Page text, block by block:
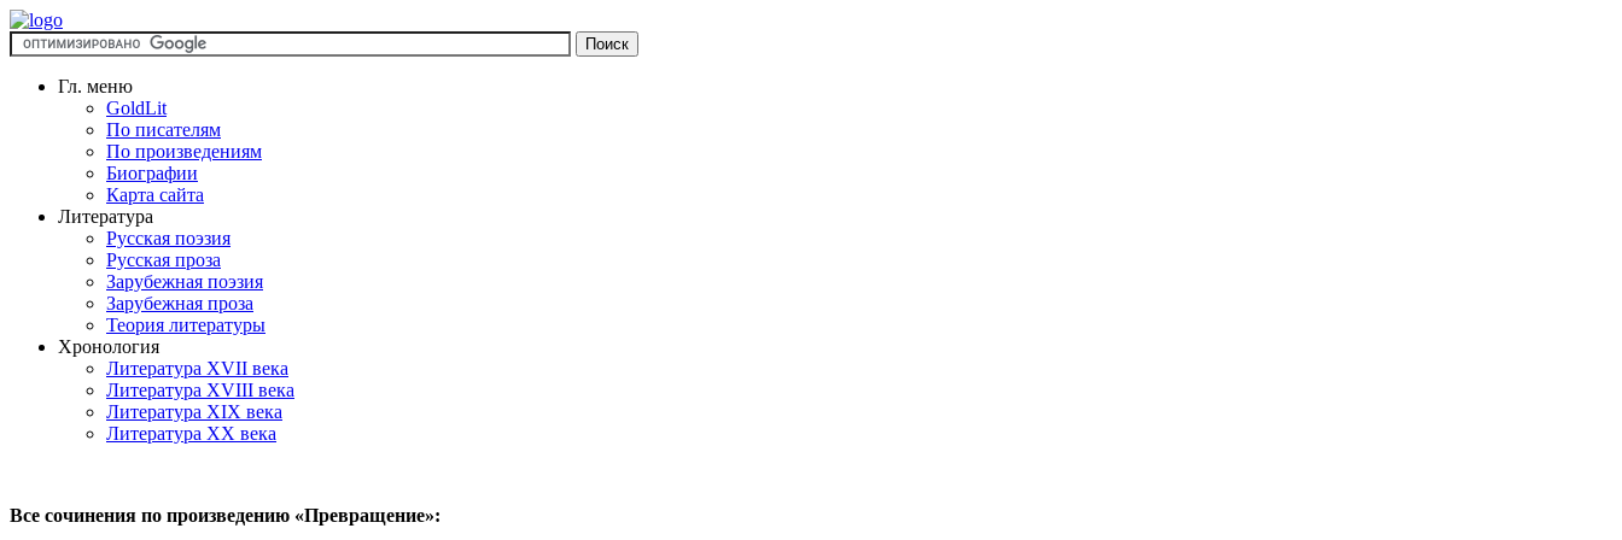
Гл. меню
GoldLit
По писателям
По произведениям
Биографии
Карта сайта
Литература
Русская поэзия
Русская проза
Зарубежная поэзия
Зарубежная проза
Теория литературы
Хронология
Литература XVII века
Литература XVIII века
Литература XIX века
Литература XX века
Все сочинения по произведению «Превращение»: